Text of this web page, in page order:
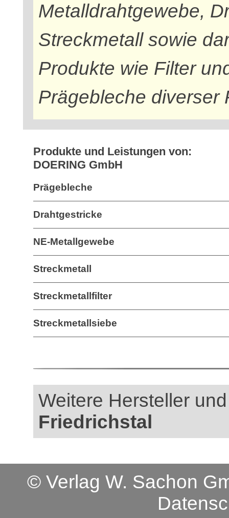
Metalldrahtgewebe,
Streckmetall sowie
Produkte wie Filter
Prägebleche diverser
Produkte und Leistungen von:
DOERING GmbH
Prägebleche
Drahtgestricke
NE-Metallgewebe
Streckmetall
Streckmetallfilter
Streckmetallsiebe
Weitere Hersteller
Friedrichstal
© Verlag W. Sachon